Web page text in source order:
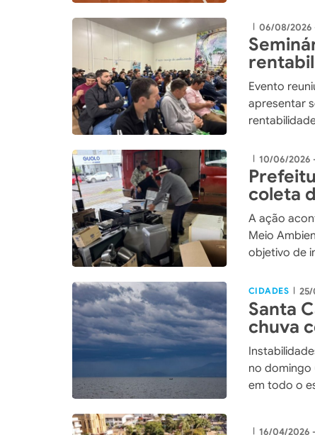
| 06/08/2026
Evento
apresentar
| 10/06/2026
coleta
A ação
Meio
objetivo de
ambiental
CIDADES |
Santa
chuva
frias
no domingo
em todo o
| 16/04/2026